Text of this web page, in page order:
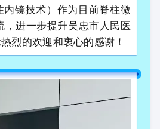
镜技术）作为目前脊柱微
进一步提升吴忠市人民医
烈的欢迎和衷心的感谢！